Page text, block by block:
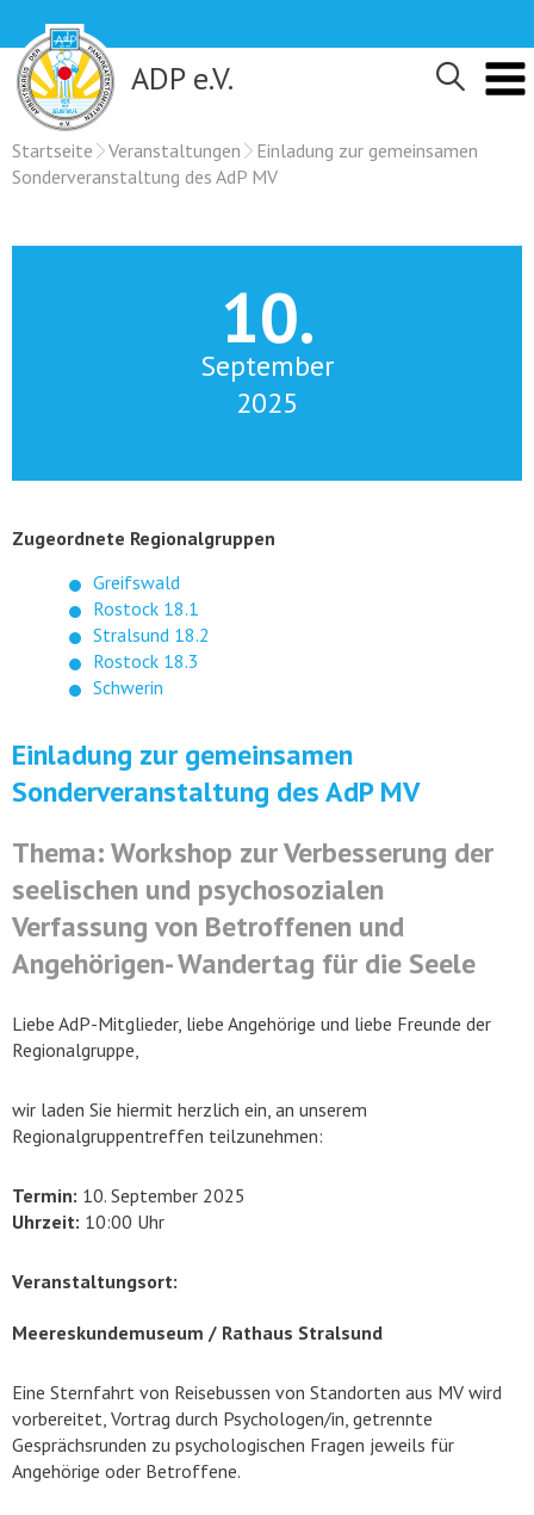
content
ADP e.V.
Startseite Veranstaltungen
Einladung zur gemeinsamen
Sonderveranstaltung des AdP MV
10.
September
2025
Zugeordnete Regionalgruppen
Greifswald
Rostock 18.1
Stralsund 18.2
Rostock 18.3
Schwerin
Einladung zur gemeinsamen
Sonderveranstaltung des AdP MV
Thema: Workshop zur Verbesserung der
seelischen und psychosozialen
Verfassung von Betroffenen und
Angehörigen- Wandertag für die Seele
Liebe AdP-Mitglieder, liebe Angehörige und liebe Freunde der
Regionalgruppe,
wir laden Sie hiermit herzlich ein, an unserem
Regionalgruppentreffen teilzunehmen:
Termin: 10. September 2025
Uhrzeit: 10:00 Uhr
Veranstaltungsort:
Meereskundemuseum / Rathaus Stralsund
Eine Sternfahrt von Reisebussen von Standorten aus MV wird
vorbereitet, Vortrag durch Psychologen/in, getrennte
Gesprächsrunden zu psychologischen Fragen jeweils für
Angehörige oder Betroffene.